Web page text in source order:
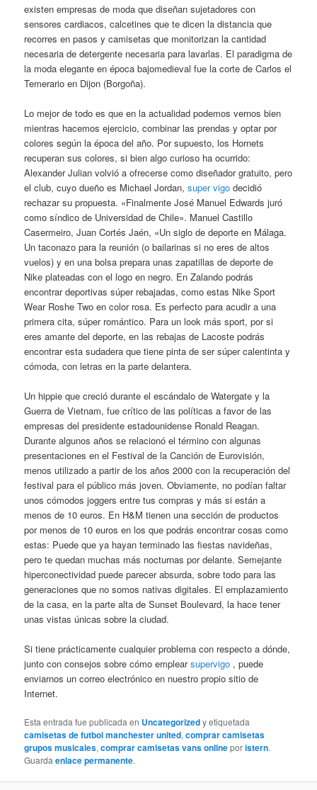
existen empresas de moda que diseñan sujetadores con
sensores cardiacos, calcetines que te dicen la distancia que
recorres en pasos y camisetas que monitorizan la cantidad
necesaria de detergente necesaria para lavarlas. El paradigma de
la moda elegante en época bajomedieval fue la corte de Carlos el
Temerario en Dijon (Borgoña).
Lo mejor de todo es que en la actualidad podemos vernos bien
mientras hacemos ejercicio, combinar las prendas y optar por
colores según la época del año. Por supuesto, los Hornets
recuperan sus colores, si bien algo curioso ha ocurrido:
Alexander Julian volvió a ofrecerse como diseñador gratuito, pero
el club, cuyo dueño es Michael Jordan,super vigo decidió
rechazar su propuesta. «Finalmente José Manuel Edwards juró
como síndico de Universidad de Chile». Manuel Castillo
Casermeiro, Juan Cortés Jaén, «Un siglo de deporte en Málaga.
Un taconazo para la reunión (o bailarinas si no eres de altos
vuelos) y en una bolsa prepara unas zapatillas de deporte de
Nike plateadas con el logo en negro. En Zalando podrás
encontrar deportivas súper rebajadas, como estas Nike Sport
Wear Roshe Two en color rosa. Es perfecto para acudir a una
primera cita, súper romántico. Para un look más sport, por si
eres amante del deporte, en las rebajas de Lacoste podrás
encontrar esta sudadera que tiene pinta de ser súper calentinta y
cómoda, con letras en la parte delantera.
Un hippie que creció durante el escándalo de Watergate y la
Guerra de Vietnam, fue crítico de las políticas a favor de las
empresas del presidente estadounidense Ronald Reagan.
Durante algunos años se relacionó el término con algunas
presentaciones en el Festival de la Canción de Eurovisión,
menos utilizado a partir de los años 2000 con la recuperación del
festival para el público más joven. Obviamente, no podían faltar
unos cómodos joggers entre tus compras y más si están a
menos de 10 euros. En H&M tienen una sección de productos
por menos de 10 euros en los que podrás encontrar cosas como
estas: Puede que ya hayan terminado las fiestas navideñas,
pero te quedan muchas más nocturnas por delante. Semejante
hiperconectividad puede parecer absurda, sobre todo para las
generaciones que no somos nativas digitales. El emplazamiento
de la casa, en la parte alta de Sunset Boulevard, la hace tener
unas vistas únicas sobre la ciudad.
Si tiene prácticamente cualquier problema con respecto a dónde,
junto con consejos sobre cómo emplearsupervigo , puede
enviarnos un correo electrónico en nuestro propio sitio de
Internet.
Esta entrada fue publicada en Uncategorizedy etiquetada
camisetas de futbol manchester united,comprar camisetas
grupos musicales,comprar camisetas vans onlineporistern.
Guardaenlace permanente.